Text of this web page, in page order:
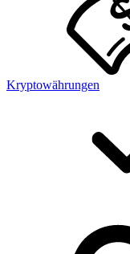
Kryptowährungen